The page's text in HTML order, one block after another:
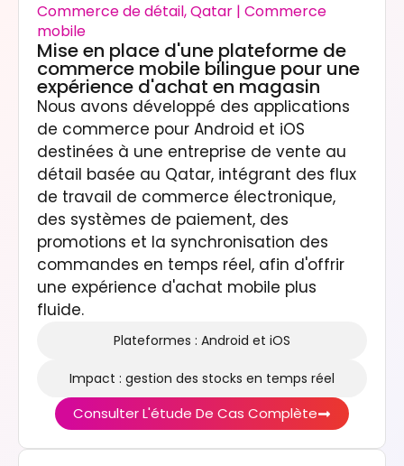
Commerce de détail, Qatar | Commerce
mobile
Mise en place d'une plateforme de
commerce mobile bilingue pour une
expérience d'achat en magasin
Nous avons développé des applications
de commerce pour Android et iOS
destinées à une entreprise de vente au
détail basée au Qatar, intégrant des flux
de travail de commerce électronique,
des systèmes de paiement, des
promotions et la synchronisation des
commandes en temps réel, afin d'offrir
une expérience d'achat mobile plus
fluide.
Plateformes : Android et iOS
Impact : gestion des stocks en temps réel
Consulter L'étude De Cas Complète